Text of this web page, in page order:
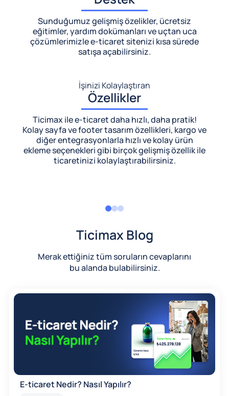
Sunduğumuz gelişmiş özelikler, ücretsiz
eğitimler, yardım dokümanları ve uçtan uca
çözümlerimizlee-ticaret sitenizi kısa sürede
satışa açabilirsiniz.
İşinizi Kolaylaştıran
Özellikler
Ticimax ile e-ticaret daha hızlı, daha pratik!
Kolay sayfa ve footer tasarım özellikleri, kargo ve
diğer entegrasyonlarla hızlı ve kolay ürün
ekleme seçenekleri gibi birçok gelişmiş özellik ile
ticaretinizi kolaylaştırabilirsiniz.
Ticimax Blog
Merak ettiğiniz tüm soruların cevaplarını
bu alanda bulabilirsiniz.
E-ticaret Nedir? Nasıl Yapılır?